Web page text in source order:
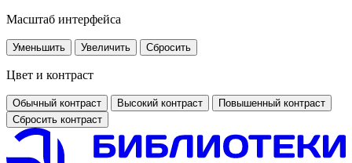
Масштаб интерфейса
Уменьшить Увеличить Сбросить
Цвет и контраст
Обычный контраст Высокий контраст
Повышенный контраст
Сбросить контраст